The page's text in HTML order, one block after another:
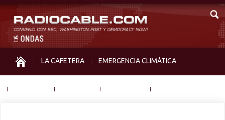
LA CAFETERA EMERGENCIA CLIMÁTICA